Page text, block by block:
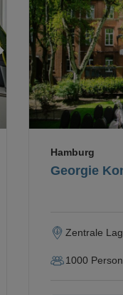
Georgie
Hamburg
Zentrale
1000